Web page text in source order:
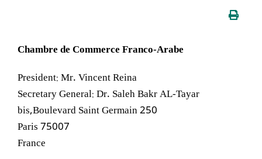
Chambre de Commerce Franco-Arabe
President: Mr. Vincent Reina
Secretary General: Dr. Saleh Bakr AL-Tayar
250 bis,Boulevard Saint Germain
75007 Paris
France